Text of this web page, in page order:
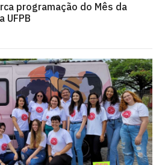
programação do Mês da
UFPB